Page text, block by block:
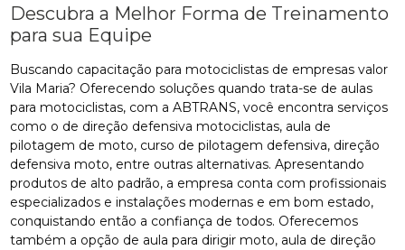
Descubra a Melhor Forma de Treinamento
para sua Equipe
Buscando capacitação para motociclistas de empresas valor
Vila Maria? Oferecendo soluções quando trata-se de aulas
para motociclistas, com a ABTRANS, você encontra serviços
como o de direção defensiva motociclistas, aula de
pilotagem de moto, curso de pilotagem defensiva, direção
defensiva moto, entre outras alternativas. Apresentando
produtos de alto padrão, a empresa conta com profissionais
especializados e instalações modernas e em bom estado,
conquistando então a confiança de todos. Oferecemos
também a opção de aula para dirigir moto, aula de direção